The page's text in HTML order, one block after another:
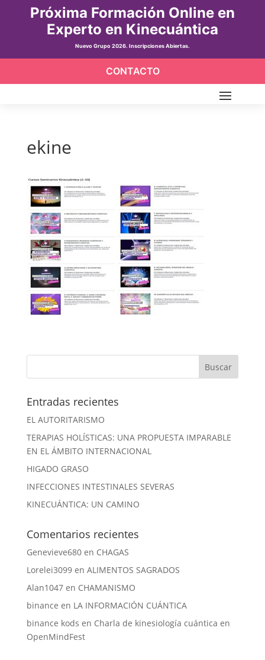
Próxima Formación Online en
Experto en Kinecuántica
Nuevo Grupo 2026. Inscripciones Abiertas.
CONTACTO
ekine
Entradas recientes
EL AUTORITARISMO
TERAPIAS HOLÍSTICAS: UNA PROPUESTA IMPARABLE
EN EL ÁMBITO INTERNACIONAL
HIGADO GRASO
INFECCIONES INTESTINALES SEVERAS
KINECUÁNTICA: UN CAMINO
Comentarios recientes
Genevieve680en CHAGAS
Lorelei3099en ALIMENTOS SAGRADOS
Alan1047en CHAMANISMO
binance en LA INFORMACIÓN CUÁNTICA
binance kods en Charla de kinesiología cuántica en
OpenMindFest